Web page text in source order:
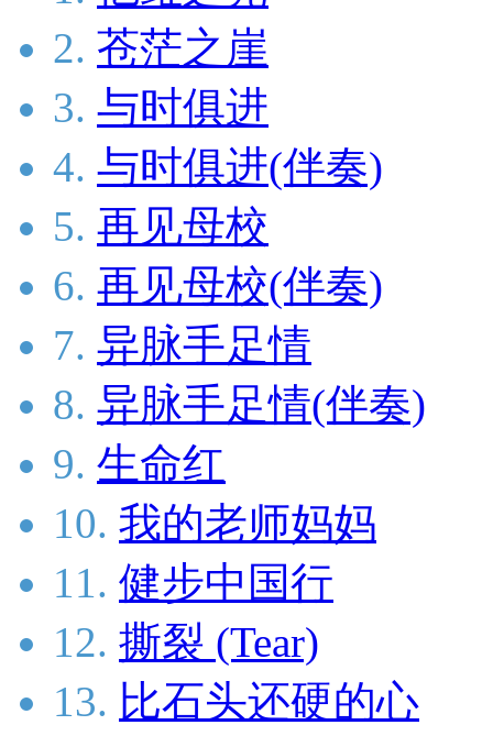
2. 苍茫之崖
3. 与时俱进
4. 与时俱进(伴奏)
5. 再见母校
6. 再见母校(伴奏)
7. 异脉手足情
8. 异脉手足情(伴奏)
9. 生命红
10. 我的老师妈妈
11. 健步中国行
12. 撕裂 (Tear)
13. 比石头还硬的心